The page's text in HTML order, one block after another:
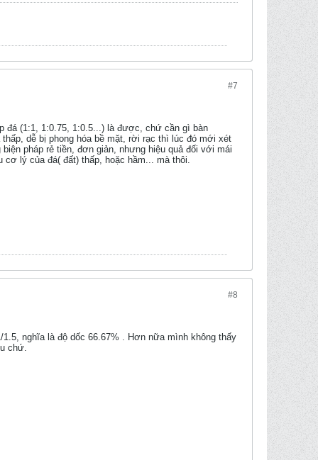
#7
đá (1:1, 1:0.75, 1:0.5...) là được, chứ cần gì bàn
dễ bị phong hóa bề mặt, rời rạc thì lúc đó mới xét
pháp rẻ tiền, đơn giản, nhưng hiệu quả đối với mái
lý của đá( đất) thấp, hoặc hầm... mà thôi.
#8
nghĩa là độ dốc 66.67% . Hơn nữa mình không thấy
chứ.